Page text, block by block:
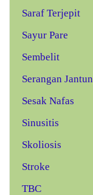
Saraf Terjepit
Sayur Pare
Sembelit
Serangan
Sesak Nafas
Sinusitis
Skoliosis
Stroke
TBC